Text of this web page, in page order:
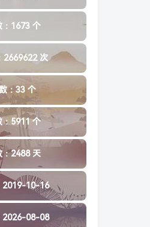
：1673 个
2669622 次
：33 个
：5911 个
：2488 天
2019-10-16
2026-08-08